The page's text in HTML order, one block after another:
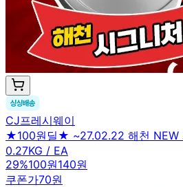
CJ프레시웨이
★100원딜★ ~27.02.22 해천 NEW
0.27KG / EA
29%100원140원
쿠폰가70원